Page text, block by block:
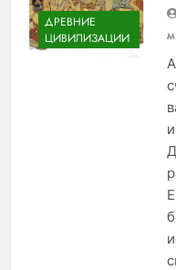
ДРЕВНИЕ
ЦИВИЛИЗАЦИИ